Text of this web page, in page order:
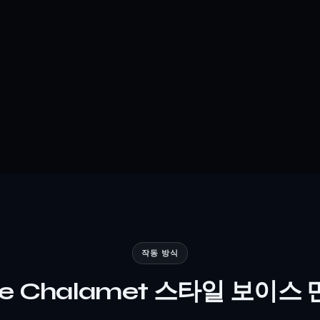
작동 방식
스타일 보이스